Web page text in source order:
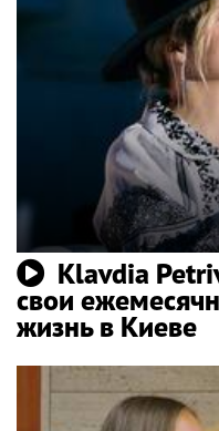
Klavdia
свои
жизнь в Киеве